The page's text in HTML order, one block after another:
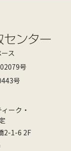
ス
号
号
ーク・
2-1-6 2F